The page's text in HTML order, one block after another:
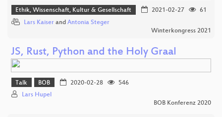
Ethik, Wissenschaft, Kultur & Gesellschaft 2021-02-27
61
Lars Kaiser and Antonia Steger
Winterkongress 2021
JS, Rust, Python and the Holy Graal
Talk BOB 2020-02-28
546
Lars Hupel
BOB Konferenz 2020